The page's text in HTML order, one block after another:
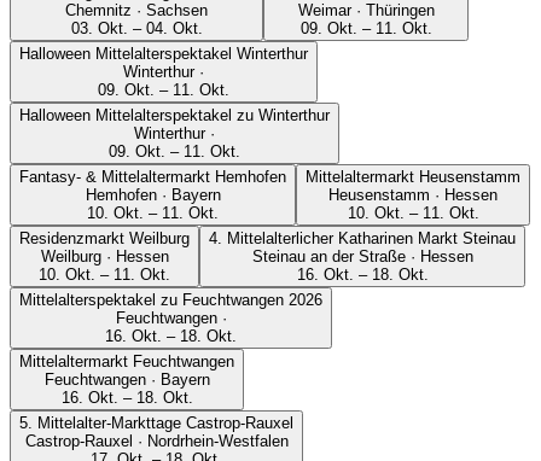
Chemnitz · Sachsen
03. Okt. – 04. Okt.
Weimar · Thüringen
09. Okt. – 11. Okt.
Halloween Mittelalterspektakel Winterthur
Winterthur ·
09. Okt. – 11. Okt.
Halloween Mittelalterspektakel zu Winterthur
Winterthur ·
09. Okt. – 11. Okt.
Fantasy- & Mittelaltermarkt Hemhofen
Hemhofen · Bayern
10. Okt. – 11. Okt.
Mittelaltermarkt Heusenstamm
Heusenstamm · Hessen
10. Okt. – 11. Okt.
Residenzmarkt Weilburg
Weilburg · Hessen
10. Okt. – 11. Okt.
4. Mittelalterlicher Katharinen Markt Steinau
Steinau an der Straße · Hessen
16. Okt. – 18. Okt.
Mittelalterspektakel zu Feuchtwangen 2026
Feuchtwangen ·
16. Okt. – 18. Okt.
Mittelaltermarkt Feuchtwangen
Feuchtwangen · Bayern
16. Okt. – 18. Okt.
5. Mittelalter-Markttage Castrop-Rauxel
Castrop-Rauxel · Nordrhein-Westfalen